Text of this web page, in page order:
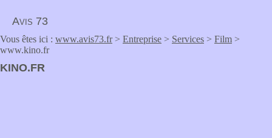
Avis 73
Vous êtes ici : www.avis73.fr> Entreprise > Services > Film >
www.kino.fr
KINO.FR